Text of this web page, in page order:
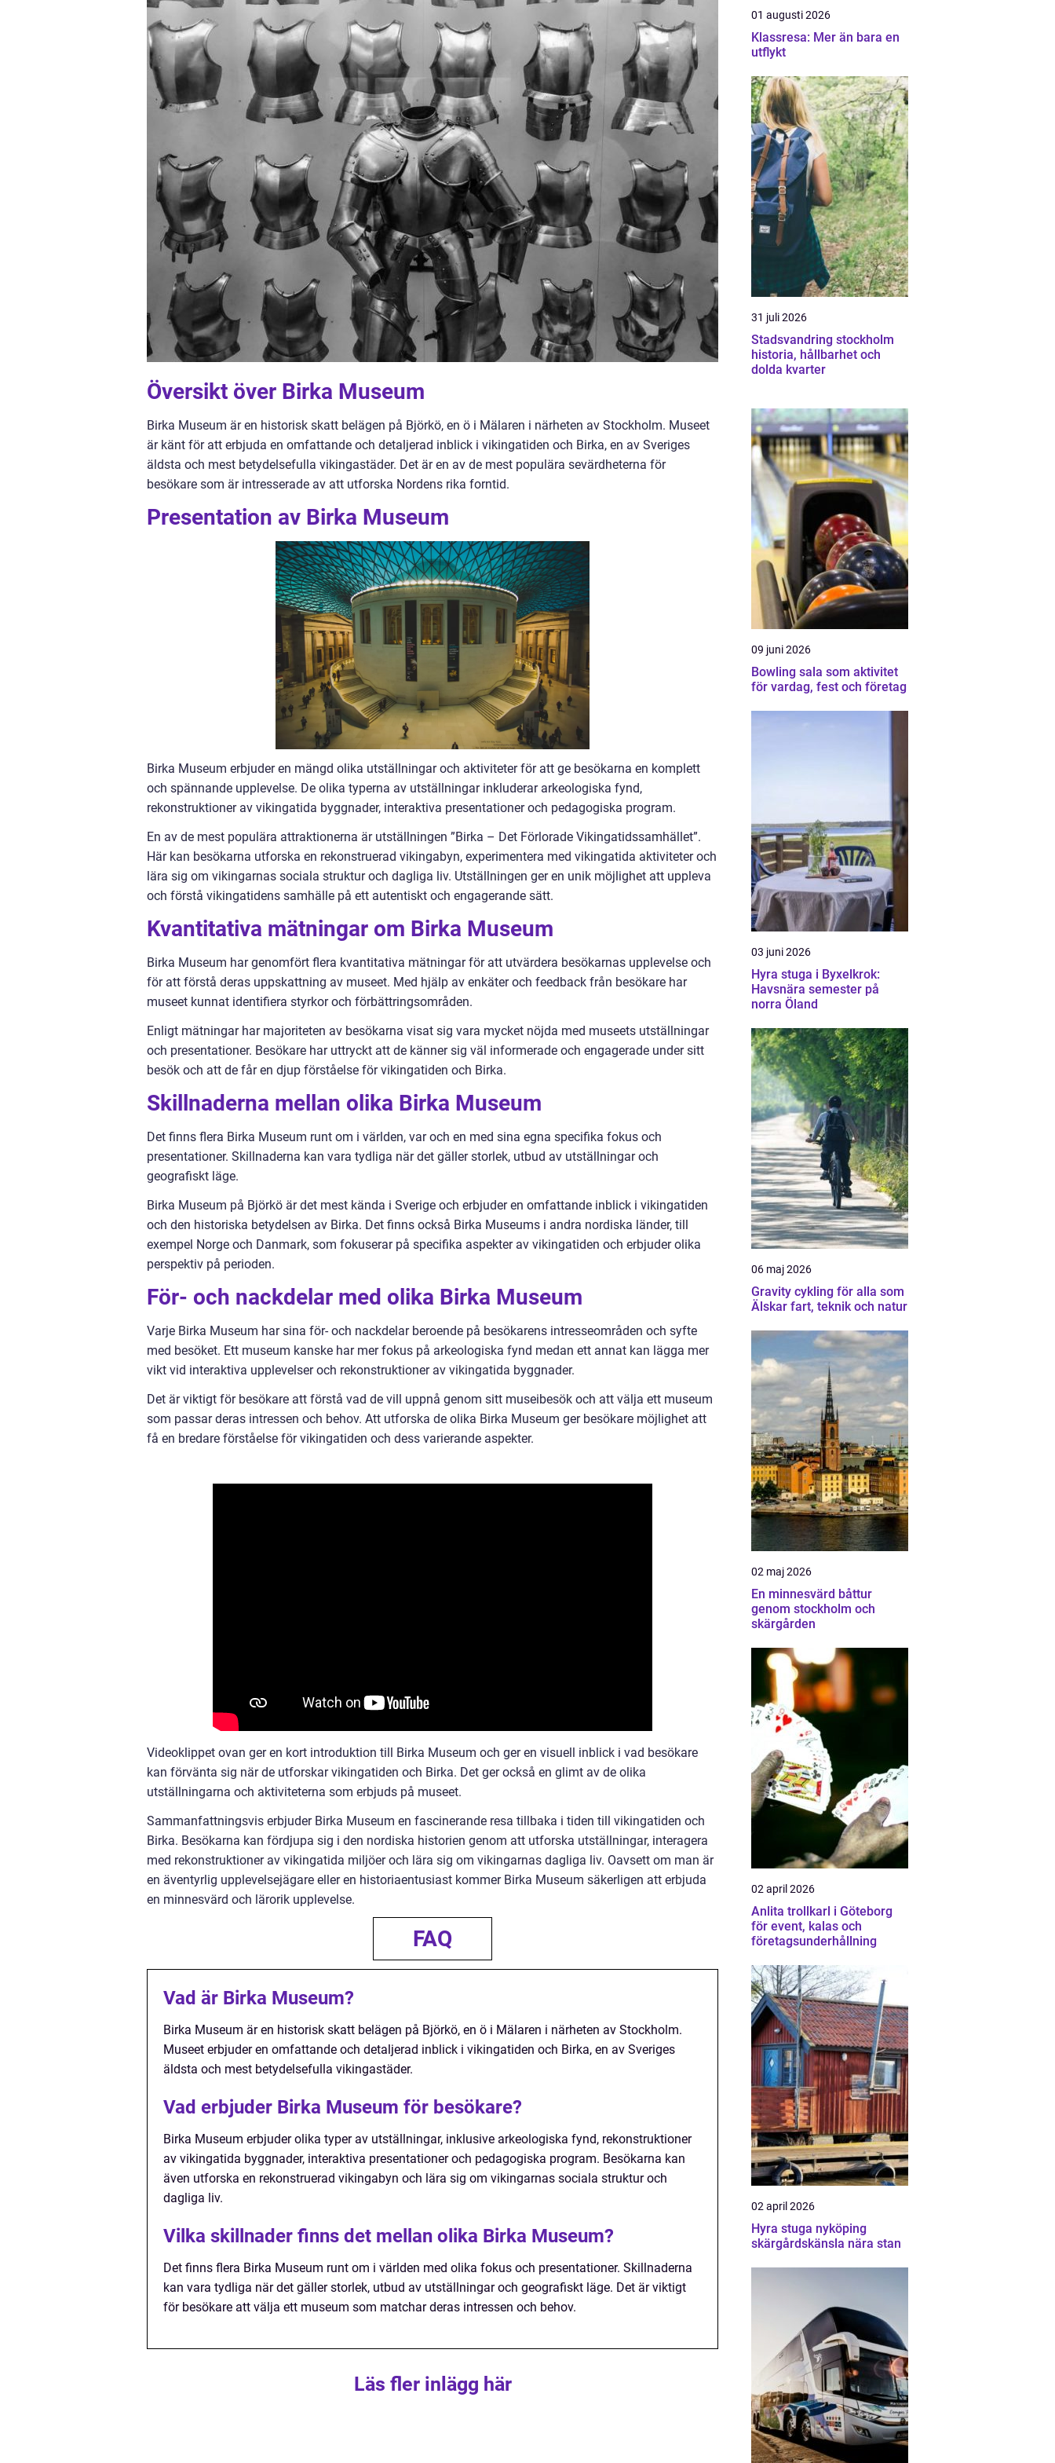
Översikt över Birka Museum
Birka Museum är en historisk skatt belägen på Björkö, en ö i Mälaren i närheten av Stockholm. Museet
är känt för att erbjuda en omfattande och detaljerad inblick i vikingatiden och Birka, en av Sveriges
äldsta och mest betydelsefulla vikingastäder. Det är en av de mest populära sevärdheterna för
besökare som är intresserade av att utforska Nordens rika forntid.
Presentation av Birka Museum
Birka Museum erbjuder en mängd olika utställningar och aktiviteter för att ge besökarna en komplett
och spännande upplevelse. De olika typerna av utställningar inkluderar arkeologiska fynd,
rekonstruktioner av vikingatida byggnader, interaktiva presentationer och pedagogiska program.
En av de mest populära attraktionerna är utställningen ”Birka – Det Förlorade Vikingatidssamhället”.
Här kan besökarna utforska en rekonstruerad vikingabyn, experimentera med vikingatida aktiviteter och
lära sig om vikingarnas sociala struktur och dagliga liv. Utställningen ger en unik möjlighet att uppleva
och förstå vikingatidens samhälle på ett autentiskt och engagerande sätt.
Kvantitativa mätningar om Birka Museum
Birka Museum har genomfört flera kvantitativa mätningar för att utvärdera besökarnas upplevelse och
för att förstå deras uppskattning av museet. Med hjälp av enkäter och feedback från besökare har
museet kunnat identifiera styrkor och förbättringsområden.
Enligt mätningar har majoriteten av besökarna visat sig vara mycket nöjda med museets utställningar
och presentationer. Besökare har uttryckt att de känner sig väl informerade och engagerade under sitt
besök och att de får en djup förståelse för vikingatiden och Birka.
Skillnaderna mellan olika Birka Museum
Det finns flera Birka Museum runt om i världen, var och en med sina egna specifika fokus och
presentationer. Skillnaderna kan vara tydliga när det gäller storlek, utbud av utställningar och
geografiskt läge.
Birka Museum på Björkö är det mest kända i Sverige och erbjuder en omfattande inblick i vikingatiden
och den historiska betydelsen av Birka. Det finns också Birka Museums i andra nordiska länder, till
exempel Norge och Danmark, som fokuserar på specifika aspekter av vikingatiden och erbjuder olika
perspektiv på perioden.
För- och nackdelar med olika Birka Museum
Varje Birka Museum har sina för- och nackdelar beroende på besökarens intresseområden och syfte
med besöket. Ett museum kanske har mer fokus på arkeologiska fynd medan ett annat kan lägga mer
vikt vid interaktiva upplevelser och rekonstruktioner av vikingatida byggnader.
Det är viktigt för besökare att förstå vad de vill uppnå genom sitt museibesök och att välja ett museum
som passar deras intressen och behov. Att utforska de olika Birka Museum ger besökare möjlighet att
få en bredare förståelse för vikingatiden och dess varierande aspekter.
Videoklippet ovan ger en kort introduktion till Birka Museum och ger en visuell inblick i vad besökare
kan förvänta sig när de utforskar vikingatiden och Birka. Det ger också en glimt av de olika
utställningarna och aktiviteterna som erbjuds på museet.
Sammanfattningsvis erbjuder Birka Museum en fascinerande resa tillbaka i tiden till vikingatiden och
Birka. Besökarna kan fördjupa sig i den nordiska historien genom att utforska utställningar, interagera
med rekonstruktioner av vikingatida miljöer och lära sig om vikingarnas dagliga liv. Oavsett om man är
en äventyrlig upplevelsejägare eller en historiaentusiast kommer Birka Museum säkerligen att erbjuda
en minnesvärd och lärorik upplevelse.
FAQ
Vad är Birka Museum?
Birka Museum är en historisk skatt belägen på Björkö, en ö i Mälaren i närheten av Stockholm.
Museet erbjuder en omfattande och detaljerad inblick i vikingatiden och Birka, en av Sveriges
äldsta och mest betydelsefulla vikingastäder.
Vad erbjuder Birka Museum för besökare?
Birka Museum erbjuder olika typer av utställningar, inklusive arkeologiska fynd, rekonstruktioner
av vikingatida byggnader, interaktiva presentationer och pedagogiska program. Besökarna kan
även utforska en rekonstruerad vikingabyn och lära sig om vikingarnas sociala struktur och
dagliga liv.
Vilka skillnader finns det mellan olika Birka Museum?
Det finns flera Birka Museum runt om i världen med olika fokus och presentationer. Skillnaderna
kan vara tydliga när det gäller storlek, utbud av utställningar och geografiskt läge. Det är viktigt
för besökare att välja ett museum som matchar deras intressen och behov.
Läs fler inlägg här
01 augusti 2026
Klassresa: Mer än bara en
utflykt
31 juli 2026
Stadsvandring stockholm
historia, hållbarhet och
dolda kvarter
09 juni 2026
Bowling sala som aktivitet
för vardag, fest och företag
03 juni 2026
Hyra stuga i Byxelkrok:
Havsnära semester på
norra Öland
06 maj 2026
Gravity cykling för alla som
Älskar fart, teknik och natur
02 maj 2026
En minnesvärd båttur
genom stockholm och
skärgården
02 april 2026
Anlita trollkarl i Göteborg
för event, kalas och
företagsunderhållning
02 april 2026
Hyra stuga nyköping
skärgårdskänsla nära stan